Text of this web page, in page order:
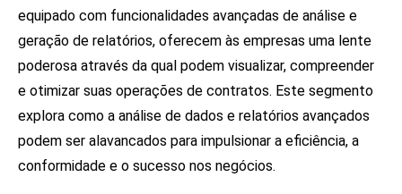
equipado com funcionalidades avançadas de análise e
geração de relatórios, oferecem às empresas uma lente
poderosa através da qual podem visualizar, compreender
e otimizar suas operações de contratos. Este segmento
explora como a análise de dados e relatórios avançados
podem ser alavancados para impulsionar a eficiência, a
conformidade e o sucesso nos negócios.